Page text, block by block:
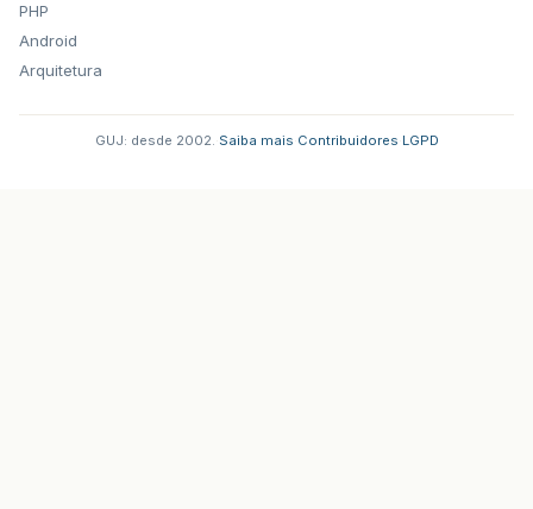
PHP
Android
Arquitetura
GUJ: desde 2002. Saiba mais Contribuidores LGPD